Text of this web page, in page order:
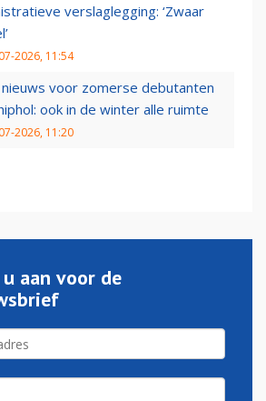
verslaglegging: ‘Zwaar
2026, 11:54
voor zomerse debutanten
ook in de winter alle ruimte
2026, 11:20
aan voor de